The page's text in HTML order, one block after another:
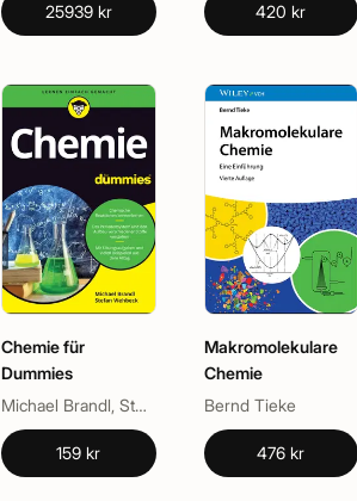
25939 kr 420 kr
Chemie für
Dummies
Michael Brandl, Stefan Viehbeck
159 kr
Makromolekulare
Chemie
Bernd Tieke
476 kr